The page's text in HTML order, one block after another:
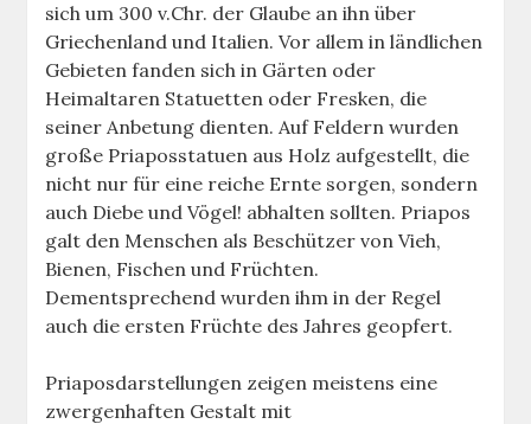
sich um 300 v.Chr. der Glaube an ihn über
Griechenland und Italien. Vor allem in ländlichen
Gebieten fanden sich in Gärten oder
Heimaltaren Statuetten oder Fresken, die
seiner Anbetung dienten. Auf Feldern wurden
große Priaposstatuen aus Holz aufgestellt, die
nicht nur für eine reiche Ernte sorgen, sondern
auch Diebe und Vögel! abhalten sollten. Priapos
galt den Menschen als Beschützer von Vieh,
Bienen, Fischen und Früchten.
Dementsprechend wurden ihm in der Regel
auch die ersten Früchte des Jahres geopfert.
Priaposdarstellungen zeigen meistens eine
zwergenhaften Gestalt mit